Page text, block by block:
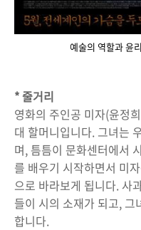
예술의 역할과 윤
* 줄거리
영화의 주인공 미자(윤정
대 할머니입니다. 그녀는
며, 틈틈이 문화센터에서
를 배우기 시작하면서 미
으로 바라보게 됩니다. 사
들이 시의 소재가 되고,
합니다.